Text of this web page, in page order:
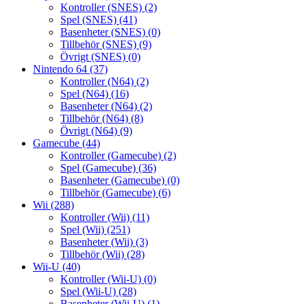
Kontroller (SNES) (2)
Spel (SNES) (41)
Basenheter (SNES) (0)
Tillbehör (SNES) (9)
Övrigt (SNES) (0)
Nintendo 64 (37)
Kontroller (N64) (2)
Spel (N64) (16)
Basenheter (N64) (2)
Tillbehör (N64) (8)
Övrigt (N64) (9)
Gamecube (44)
Kontroller (Gamecube) (2)
Spel (Gamecube) (36)
Basenheter (Gamecube) (0)
Tillbehör (Gamecube) (6)
Wii (288)
Kontroller (Wii) (11)
Spel (Wii) (251)
Basenheter (Wii) (3)
Tillbehör (Wii) (28)
Wii-U (40)
Kontroller (Wii-U) (0)
Spel (Wii-U) (28)